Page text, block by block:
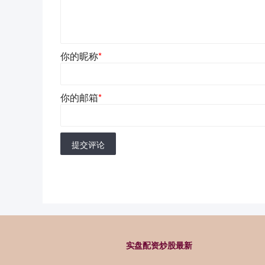
你的昵称*
你的邮箱*
提交评论
实盘配资炒股最新